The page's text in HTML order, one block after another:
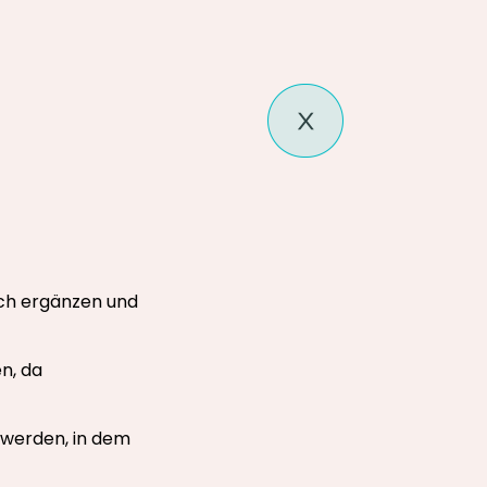
ergänzen und
da
in dem